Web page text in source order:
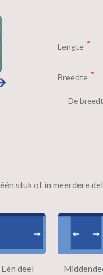
Lengte
Breedte
De
stuk of in meerdere
Eén deel